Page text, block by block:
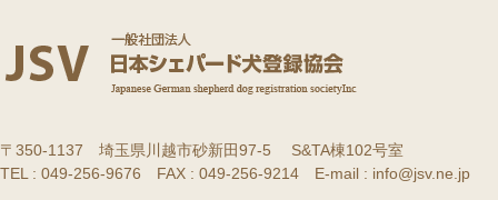
〒350-1137 埼玉県川越市砂新田97-5 S&TA棟102号室
TEL : 049-256-9676 FAX : 049-256-9214 E-mail : info@jsv.ne.jp